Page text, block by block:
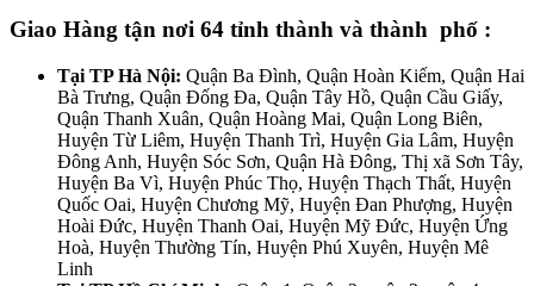
Giao Hàng tận nơi 64 tỉnh thành và thành phố :
Tại TP Hà Nội: Quận Ba Đình, Quận Hoàn Kiếm, Quận Hai
Bà Trưng, Quận Đống Đa, Quận Tây Hồ, Quận Cầu Giấy,
Quận Thanh Xuân, Quận Hoàng Mai, Quận Long Biên,
Huyện Từ Liêm, Huyện Thanh Trì, Huyện Gia Lâm, Huyện
Đông Anh, Huyện Sóc Sơn, Quận Hà Đông, Thị xã Sơn Tây,
Huyện Ba Vì, Huyện Phúc Thọ, Huyện Thạch Thất, Huyện
Quốc Oai, Huyện Chương Mỹ, Huyện Đan Phượng, Huyện
Hoài Đức, Huyện Thanh Oai, Huyện Mỹ Đức, Huyện Ứng
Hoà, Huyện Thường Tín, Huyện Phú Xuyên, Huyện Mê
Linh